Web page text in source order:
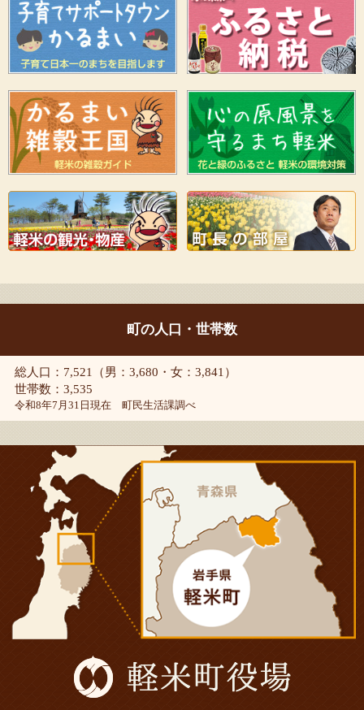
町の人口・世帯数
総人口：7,521（男：3,680・女：3,841）
世帯数：3,535
令和8年7月31日現在 町民生活課調べ